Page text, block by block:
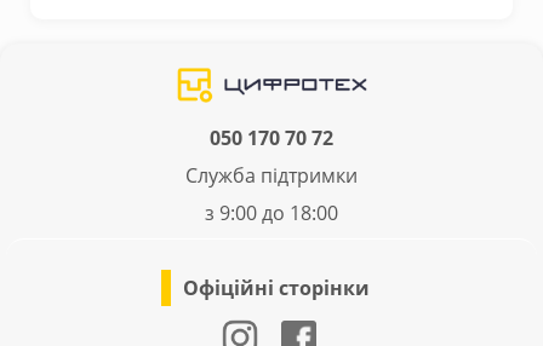
050 170 70 72
Служба підтримки
з 9:00 до 18:00
Офіційні сторінки